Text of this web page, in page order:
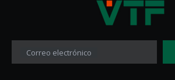
Correo electrónico